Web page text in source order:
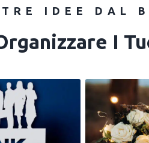
IDEE DAL
I